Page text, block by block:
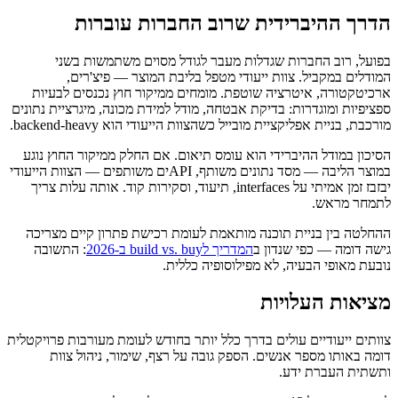
הדרך ההיברידית שרוב החברות עוברות
בפועל, רוב החברות שגדלות מעבר לגודל מסוים משתמשות בשני
המודלים במקביל. צוות ייעודי מטפל בליבת המוצר — פיצ'רים,
ארכיטקטורה, איטרציה שוטפת. מומחים ממיקור חוץ נכנסים לבעיות
ספציפיות ומוגדרות: בדיקת אבטחה, מודל למידת מכונה, מיגרציית נתונים
מורכבת, בניית אפליקציית מובייל כשהצוות הייעודי הוא backend-heavy.
הסיכון במודל ההיברידי הוא עומס תיאום. אם החלק ממיקור החוץ נוגע
במוצר הליבה — מסד נתונים משותף, APIים משותפים — הצוות הייעודי
יבזבז זמן אמיתי על interfaces, תיעוד, וסקירות קוד. אותה עלות צריך
לתמחר מראש.
ההחלטה בין בניית תוכנה מותאמת לעומת רכישת פתרון קיים מצריכה
גישה דומה — כפי שנדון בהמדריך לbuild vs. buy ב-2026
: התשובה
נובעת מאופי הבעיה, לא מפילוסופיה כללית.
מציאות העלויות
צוותים ייעודיים עולים בדרך כלל יותר בחודש לעומת מעורבות פרויקטלית
דומה באותו מספר אנשים. הספק גובה על רצף, שימור, ניהול צוות
ותשתית העברת ידע.